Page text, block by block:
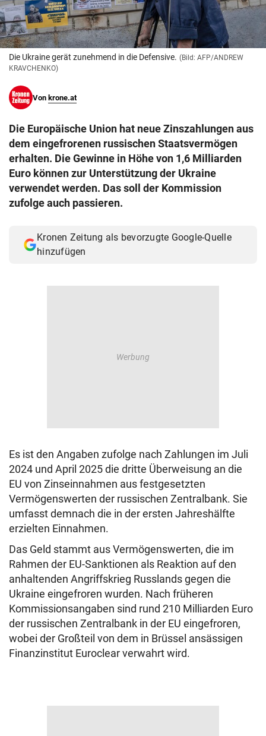
© Krone Multimedia GmbH & Co KG 2026
Muthgasse 2, 1190 Wien
Die Ukraine gerät zunehmend in die Defensive. (Bild: AFP/ANDREW
KRAVCHENKO)
Von krone.at
Die Europäische Union hat neue Zinszahlungen aus
dem eingefrorenen russischen Staatsvermögen
erhalten. Die Gewinne in Höhe von 1,6 Milliarden
Euro können zur Unterstützung der Ukraine
verwendet werden. Das soll der Kommission
zufolge auch passieren.
Kronen Zeitung als bevorzugte Google-Quelle
hinzufügen
Es ist den Angaben zufolge nach Zahlungen im Juli
2024 und April 2025 die dritte Überweisung an die
EU von Zinseinnahmen aus festgesetzten
Vermögenswerten der russischen Zentralbank. Sie
umfasst demnach die in der ersten Jahreshälfte
erzielten Einnahmen.
Das Geld stammt aus Vermögenswerten, die im
Rahmen der EU-Sanktionen als Reaktion auf den
anhaltenden Angriffskrieg Russlands gegen die
Ukraine eingefroren wurden. Nach früheren
Kommissionsangaben sind rund 210 Milliarden Euro
der russischen Zentralbank in der EU eingefroren,
wobei der Großteil von dem in Brüssel ansässigen
Finanzinstitut Euroclear verwahrt wird.